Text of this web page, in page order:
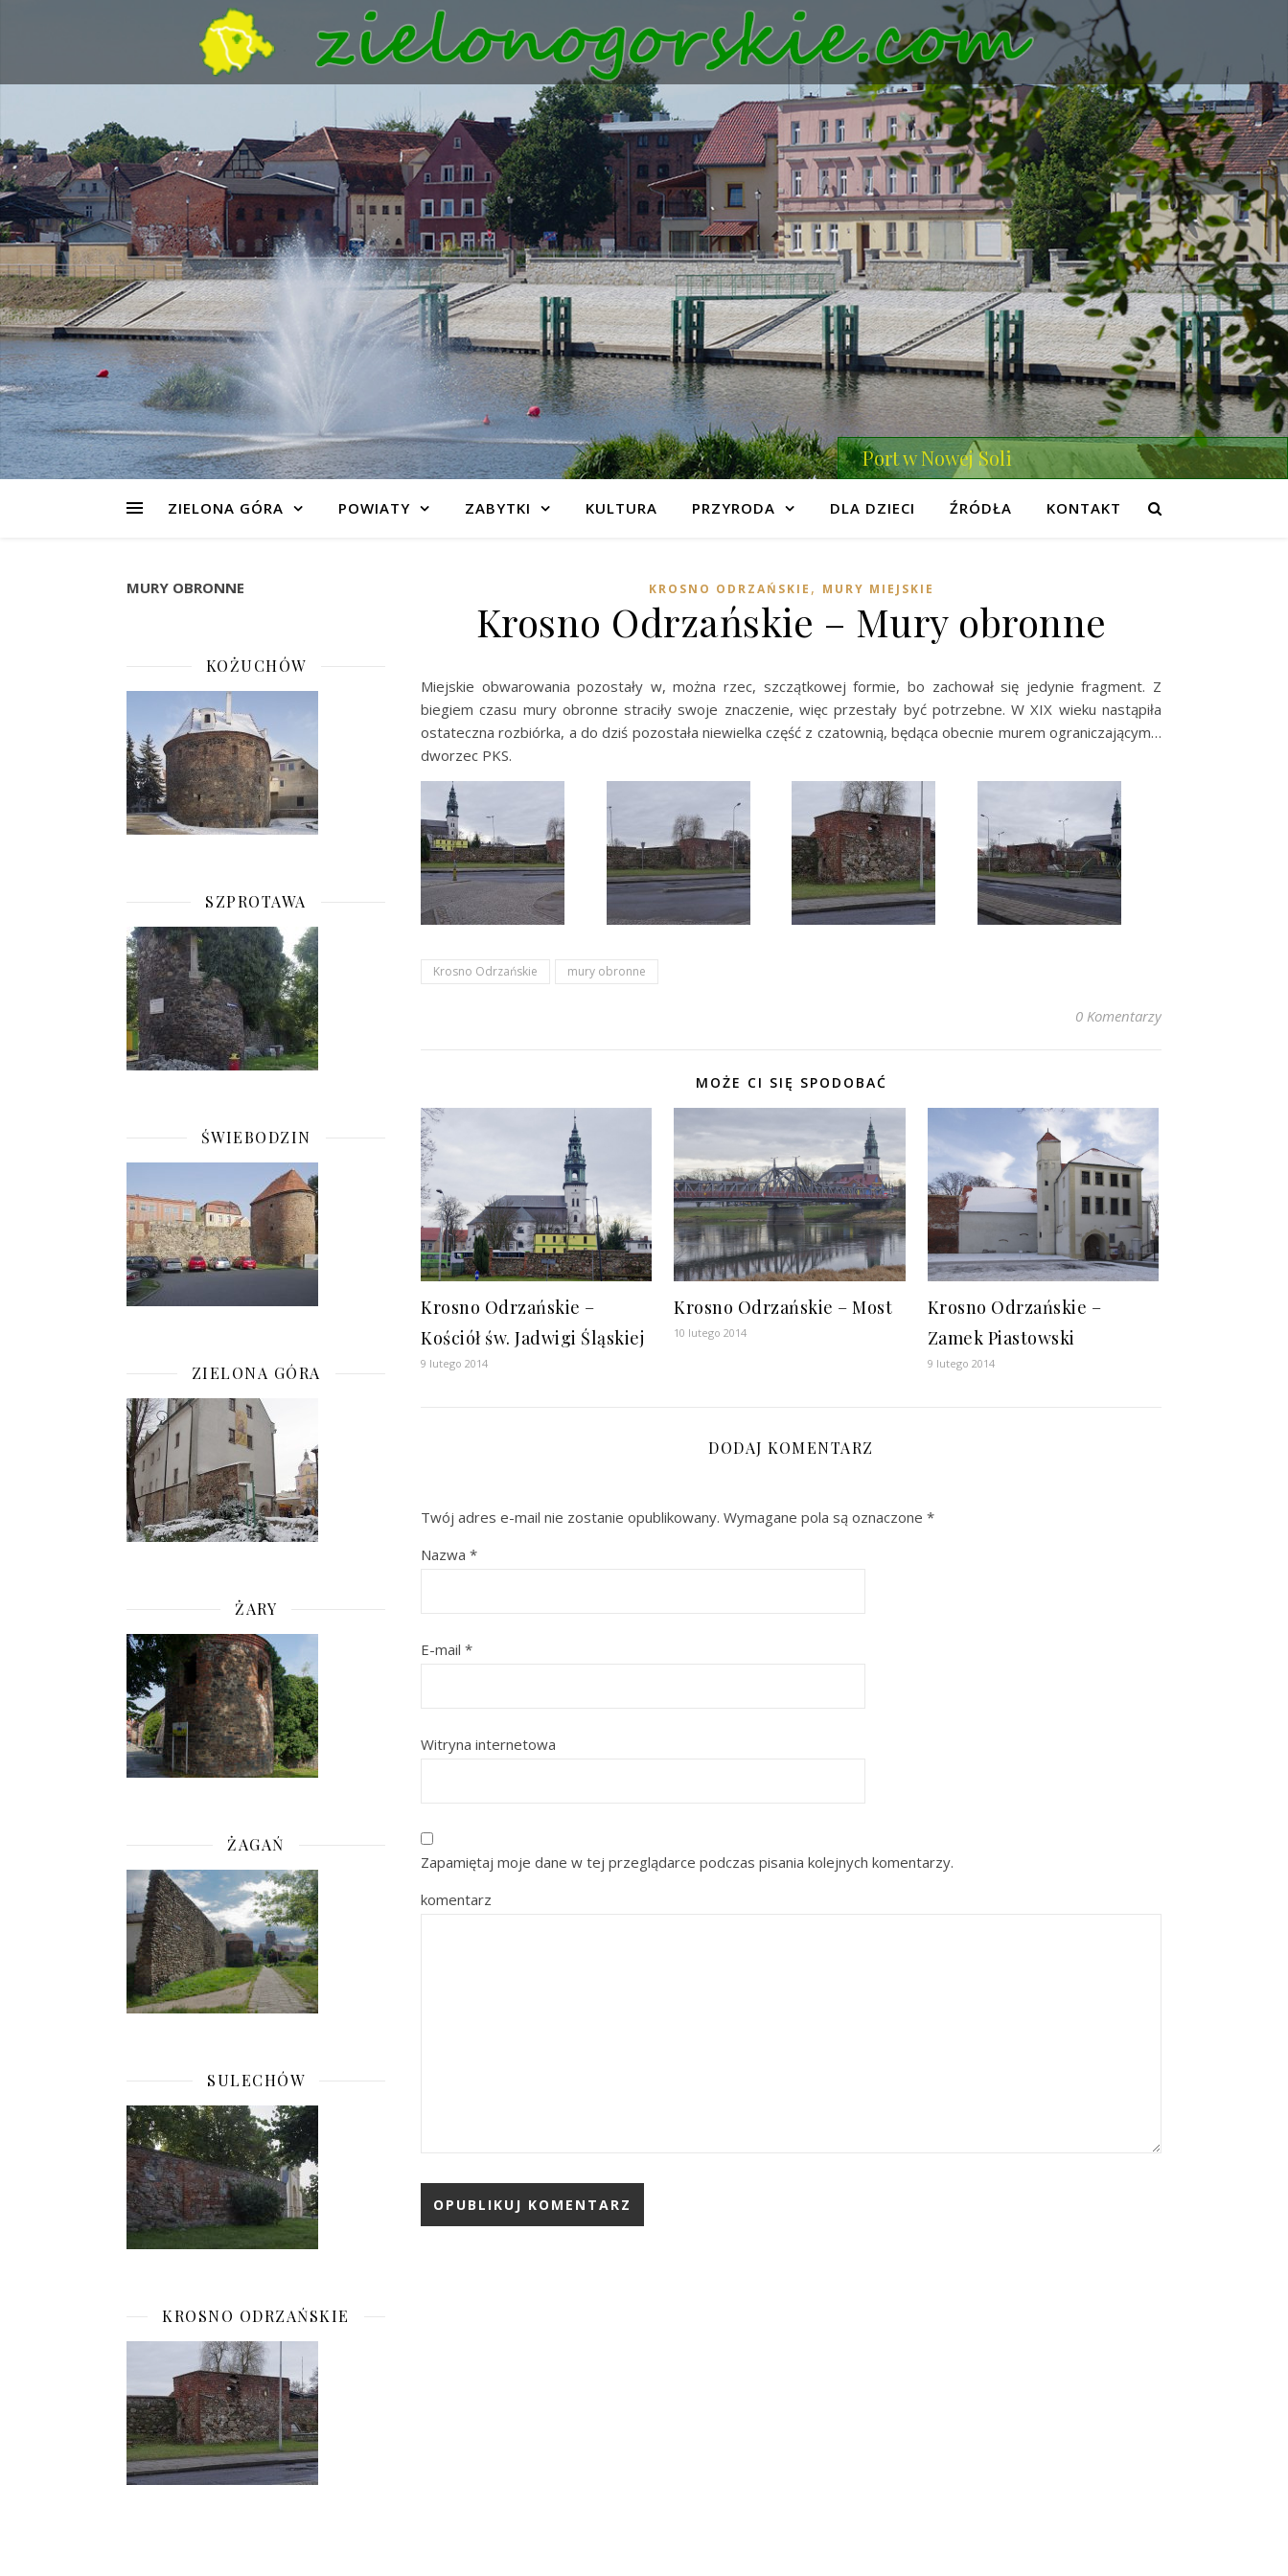
Port w Nowej Soli
ZIELONA GÓRA POWIATY ZABYTKI KULTURA PRZYRODA DLA DZIECI ŹRÓDŁA KONTAKT
MURY OBRONNE
KOŻUCHÓW
SZPROTAWA
ŚWIEBODZIN
ZIELONA GÓRA
ŻARY
ŻAGAŃ
SULECHÓW
KROSNO ODRZAŃSKIE
KROSNO ODRZAŃSKIE , MURY MIEJSKIE
Krosno Odrzańskie – Mury obronne
Miejskie obwarowania pozostały w, można rzec, szczątkowej formie, bo zachował się jedynie fragment. Z
biegiem czasu mury obronne straciły swoje znaczenie, więc przestały być potrzebne. W XIX wieku nastąpiła
ostateczna rozbiórka, a do dziś pozostała niewielka część z czatownią, będąca obecnie murem ograniczającym…
dworzec PKS.
Krosno Odrzańskie mury obronne
0 Komentarzy
MOŻE CI SIĘ SPODOBAĆ
Krosno Odrzańskie –
Kościół św. Jadwigi Śląskiej
9 lutego 2014
Krosno Odrzańskie – Most
10 lutego 2014
Krosno Odrzańskie –
Zamek Piastowski
9 lutego 2014
DODAJ KOMENTARZ
Twój adres e-mail nie zostanie opublikowany. Wymagane pola są oznaczone *
Nazwa *
E-mail *
Witryna internetowa
Zapamiętaj moje dane w tej przeglądarce podczas pisania kolejnych komentarzy.
komentarz